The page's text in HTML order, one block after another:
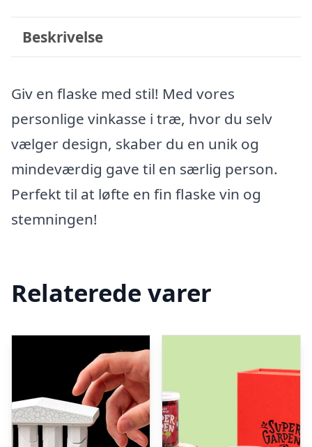
Beskrivelse
Giv en flaske med stil! Med vores
personlige vinkasse i træ, hvor du selv
vælger design, skaber du en unik og
mindeværdig gave til en særlig person.
Perfekt til at løfte en fin flaske vin og
stemningen!
Relaterede varer